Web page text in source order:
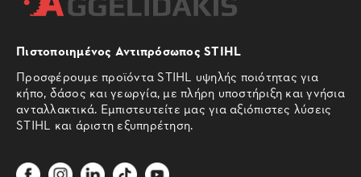
Πιστοποιημένος Αντιπρόσωπος STIHL
Προσφέρουμε προϊόντα STIHL υψηλής ποιότητας για
κήπο, δάσος και γεωργία, με πλήρη υποστήριξη και γνήσια
ανταλλακτικά. Εμπιστευτείτε μας για αξιόπιστες λύσεις
STIHL και άριστη εξυπηρέτηση.